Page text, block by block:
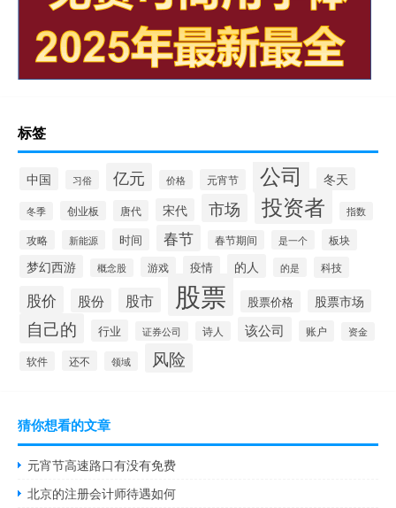
标签
中国 习俗 亿元 价格 元宵节 公司 冬天
冬季 创业板 唐代 宋代 市场 投资者 指数
攻略 新能源 时间 春节 春节期间 是一个 板块
梦幻西游 概念股 游戏 疫情 的人 的是 科技
股价 股份 股市 股票 股票价格 股票市场
自己的 行业 证券公司 诗人 该公司 账户 资金
软件 还不 领域 风险
猜你想看的文章
元宵节高速路口有没有免费
北京的注册会计师待遇如何